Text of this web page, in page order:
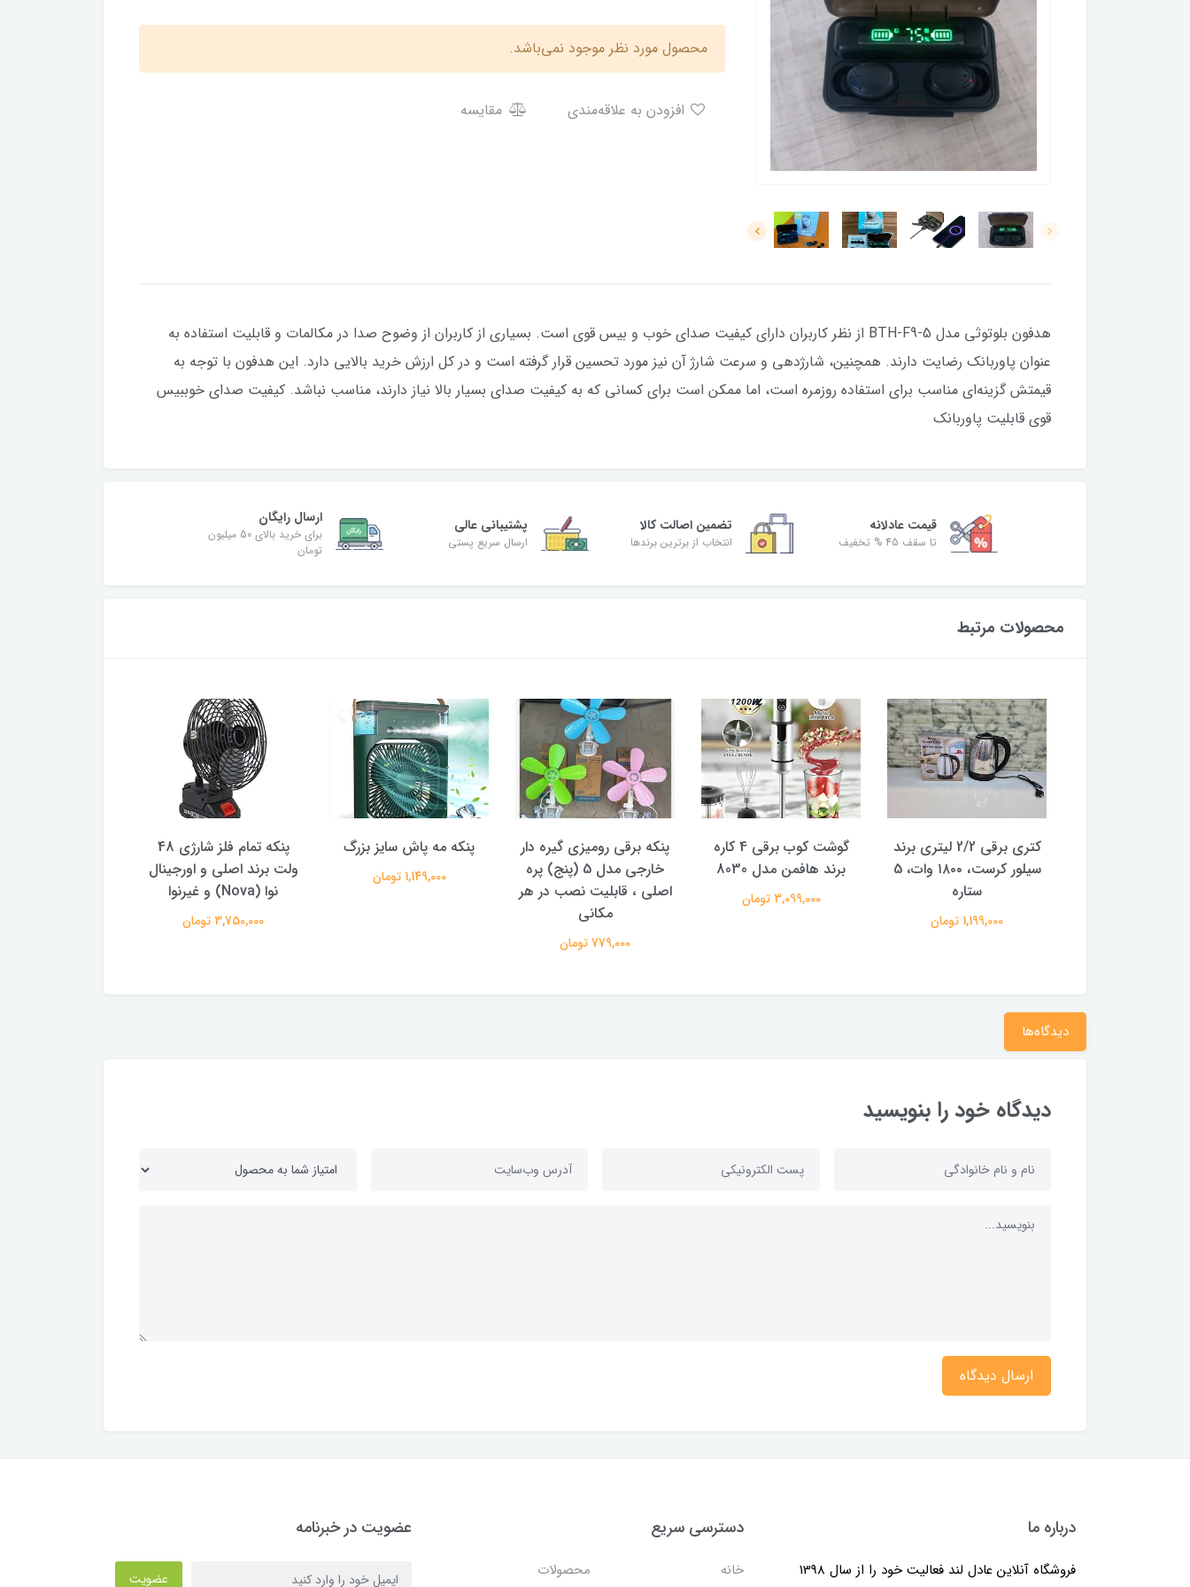
محصول مورد نظر موجود نمی‌باشد.
مقایسه
هدفون بلوتوثی مدل BTH-F9-5 از نظر کاربران دارای کیفیت صدای خوب و بیس قوی است. بسیاری از کاربران از وضوح صدا در مکالمات و قابلیت استفاده به
عنوان پاوربانک رضایت دارند. همچنین، شارژدهی و سرعت شارژ آن نیز مورد تحسین قرار گرفته است و در کل ارزش خرید بالایی دارد. این هدفون با توجه به
قیمتش گزینه‌ای مناسب برای استفاده روزمره است، اما ممکن است برای کسانی که به کیفیت صدای بسیار بالا نیاز دارند، مناسب نباشد. کیفیت صدای خوببیس
قوی قابلیت پاوربانک
قیمت عادلانه
تا سقف 45 % تخفیف
تضمین اصالت کالا
انتخاب از برترین برندها
پشتیبانی عالی
ارسال سریع پستی
ارسال رایگان
برای خرید بالای 50 میلیون
تومان
محصولات مرتبط
کتری برقی 2/2 لیتری برند
سیلور کرست، ۱۸۰۰ وات، 5
ستاره
1,199,000 تومان
گوشت کوب برقی 4 کاره
برند هافمن مدل 8030
3,099,000 تومان
پنکه برقی رومیزی گیره دار
خارجی مدل 5 (پنج) پره
اصلی ، قابلیت نصب در هر
مکانی
779,000 تومان
پنکه مه پاش سایز بزرگ
1,149,000 تومان
پنکه تمام فلز شارژی 48
ولت برند اصلی و اورجینال
نوا (Nova) و غیرنوا
3,750,000 تومان
دیدگاه‌ها
دیدگاه خود را بنویسید
ارسال دیدگاه
درباره ما
فروشگاه آنلاین عادل لند فعالیت خود را از سال 1398
دسترسی سریع
خانه محصولات
عضویت در خبرنامه
عضویت